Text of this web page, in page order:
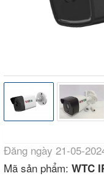
Đăng ngày 21-05-
Mã sản phẩm: WTC